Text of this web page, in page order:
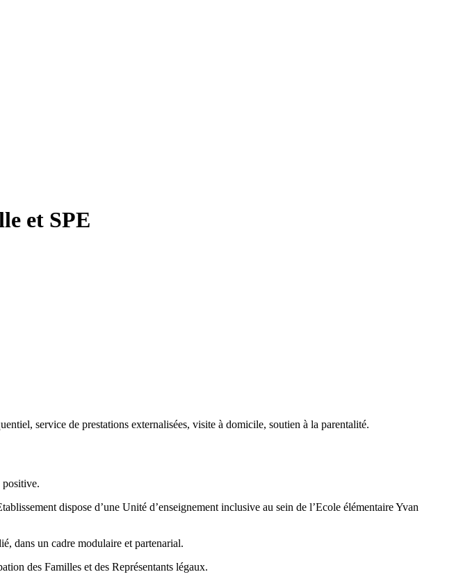
et SPE
service de prestations externalisées, visite à domicile, soutien à la parentalité.
positive.
dispose d’une Unité d’enseignement inclusive au sein de l’Ecole élémentaire Yvan
dans un cadre modulaire et partenarial.
des Familles et des Représentants légaux.